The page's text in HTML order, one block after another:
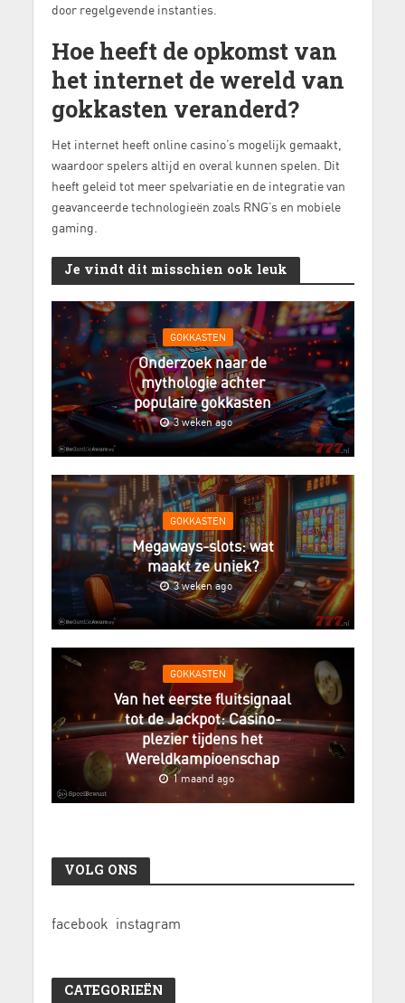
door regelgevende instanties.
Hoe heeft de opkomst van
het internet de wereld van
gokkasten veranderd?
Het internet heeft online casino’s mogelijk gemaakt,
waardoor spelers altijd en overal kunnen spelen. Dit
heeft geleid tot meer spelvariatie en de integratie van
geavanceerde technologieën zoals RNG’s en mobiele
gaming.
Je vindt dit misschien ook leuk
GOKKASTEN
Onderzoek naar de
mythologie achter
populaire gokkasten
3 weken ago
GOKKASTEN
Megaways-slots: wat
maakt ze uniek?
3 weken ago
GOKKASTEN
Van het eerste fluitsignaal
tot de Jackpot: Casino-
plezier tijdens het
Wereldkampioenschap
1 maand ago
VOLG ONS
facebook instagram
CATEGORIEËN